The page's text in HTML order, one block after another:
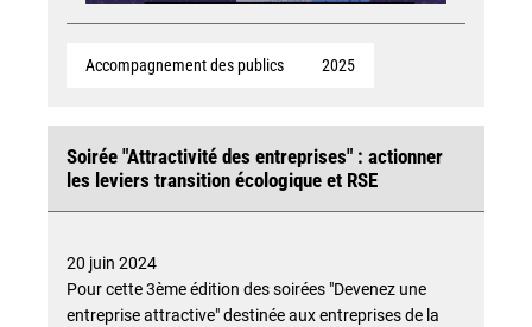
Accompagnement des publics 2025
Soirée "Attractivité des entreprises" : actionner
les leviers transition écologique et RSE
20 juin 2024
Pour cette 3ème édition des soirées "Devenez une
entreprise attractive" destinée aux entreprises de la